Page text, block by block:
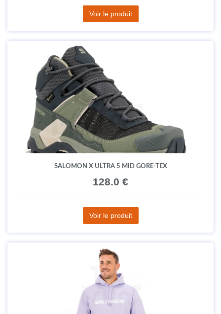
Voir le produit
SALOMON X ULTRA 5 MID GORE-TEX
128.0 €
Voir le produit